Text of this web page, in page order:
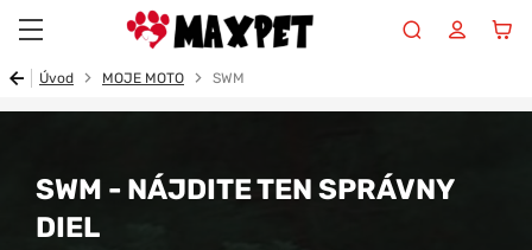
Úvod MOJE MOTO SWM
SWM - NÁJDITE TEN SPRÁVNY
DIEL